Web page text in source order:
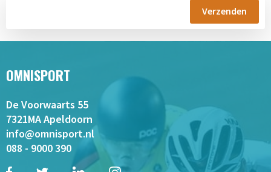
OMNISPORT
De Voorwaarts 55
7321MA Apeldoorn
info@omnisport.nl
088 - 9000 390